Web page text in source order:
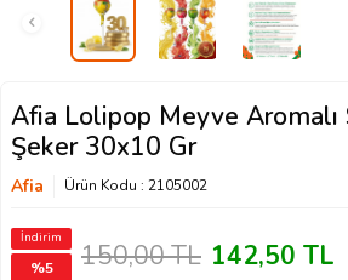
Afia Lolipop Meyve Aromalı
Şeker 30x10 Gr
Afia Ürün Kodu : 2105002
İndirim
%5 150,00TL 142,50 TL